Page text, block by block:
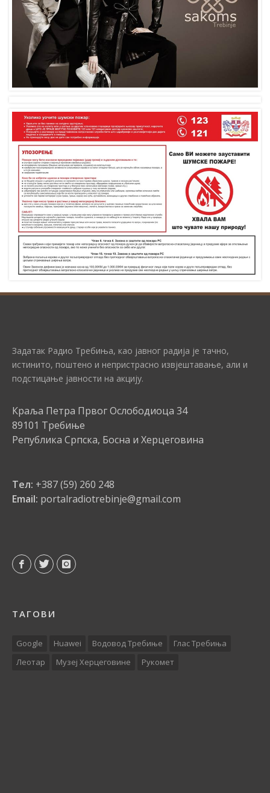
Задатак Радио Требиња, као јавног радија је тачно,
истинито, поштено и непристрасно извјештавање, али и
подстицање јавности на акцију.
Краља Петра Првог Ослободиоца 34
89101 Требиње
Република Српска, Босна и Херцеговина
Тел: +387 (59) 260 248
Email: portalradiotrebinje@gmail.com
ТАГОВИ
Google Huawei Водовод Требиње
Глас Требиња
Леотар
Музеј Херцеговине Рукомет